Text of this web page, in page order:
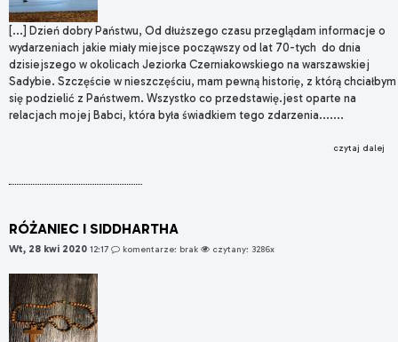
[...] Dzień dobry Państwu, Od dłuższego czasu przeglądam informacje o
wydarzeniach jakie miały miejsce począwszy od lat 70-tych do dnia
dzisiejszego w okolicach Jeziorka Czerniakowskiego na warszawskiej
Sadybie. Szczęście w nieszczęściu, mam pewną historię, z którą chciałbym
się podzielić z Państwem. Wszystko co przedstawię.jest oparte na
relacjach mojej Babci, która była świadkiem tego zdarzenia.......
czytaj dalej
RÓŻANIEC I SIDDHARTHA
Wt, 28 kwi 2020 12:17 komentarze: brak czytany: 3286x